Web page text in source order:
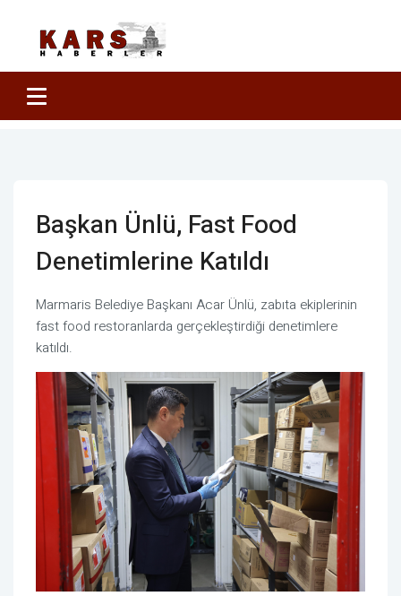
Başkan Ünlü, Fast Food
Denetimlerine Katıldı
Marmaris Belediye Başkanı Acar Ünlü, zabıta ekiplerinin
fast food restoranlarda gerçekleştirdiği denetimlere
katıldı.